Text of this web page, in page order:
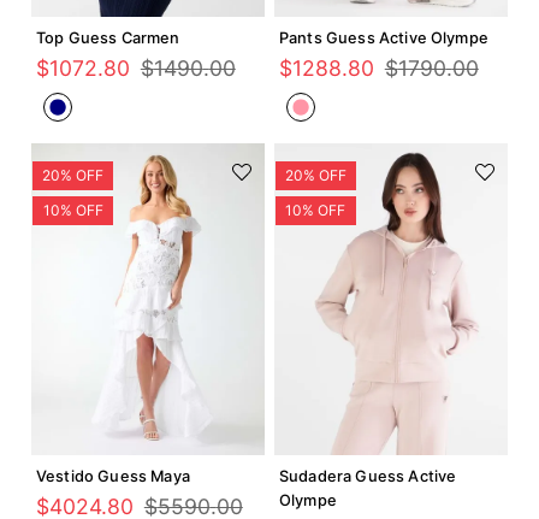
Top Guess Carmen
$1072.80 $1490.00
Pants Guess Active Olympe
$1288.80 $1790.00
Agregar +
Vestido Guess Maya
$4024.80 $5590.00
Sudadera Guess Active
Olympe